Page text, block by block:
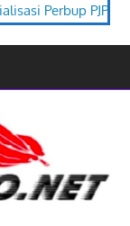
Festival Budaya